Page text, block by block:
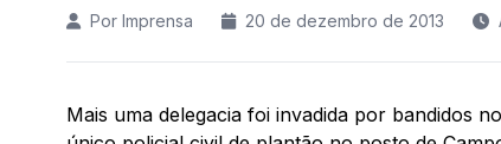
Por Imprensa 20 de dezembro de 2013
Mais uma delegacia foi invadida por bandidos